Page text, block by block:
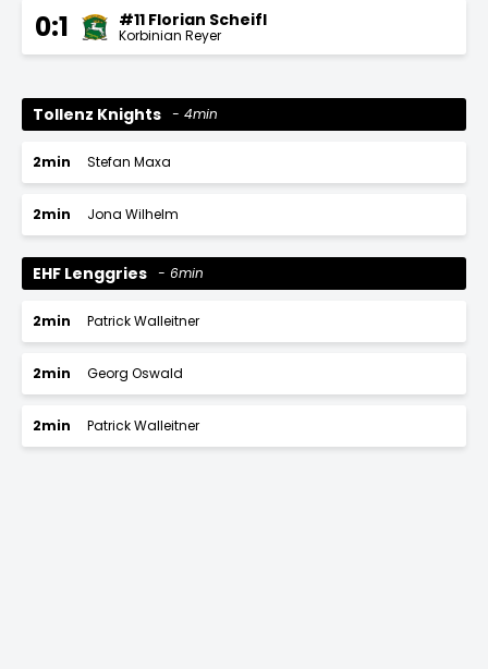
0:1 #11 Florian Scheifl
Korbinian Reyer
Tollenz Knights 4min
2min Stefan Maxa
2min Jona Wilhelm
EHF Lenggries 6min
2min Patrick Walleitner
2min Georg Oswald
2min Patrick Walleitner